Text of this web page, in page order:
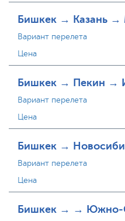
Бишкек → Казань →
Вариант перелета
Цена
Бишкек → Пекин →
Вариант перелета
Цена
Бишкек →
Вариант перелета
Цена
Бишкек → → Южно-